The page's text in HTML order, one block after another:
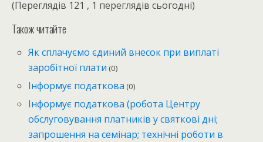
(Переглядів 121 , 1 переглядів сьогодні)
Також читайте
Як сплачуємо єдиний внесок при виплаті
заробітної плати (0)
Інформує податкова (0)
Інформує податкова (робота Центру
обслуговування платників у святкові дні;
запрошення на семінар; технічні роботи в